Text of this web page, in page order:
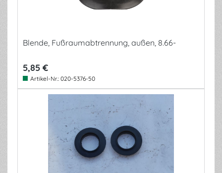
Blende, Fußraumabtrennung, außen, 8.66-
5,85 €
Artikel-Nr.: 020-5376-50